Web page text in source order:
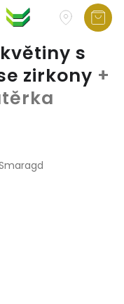
s
zirkony +